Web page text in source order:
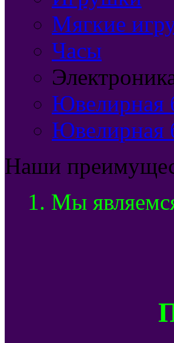
Мягкие
Часы
Ювелирная
Ювелирная
Наши
1. Мы